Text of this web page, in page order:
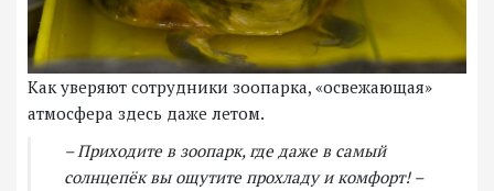
Как уверяют сотрудники зоопарка, «освежающая»
атмосфера здесь даже летом.
– Приходите в зоопарк, где даже в самый
солнцепёк вы ощутите прохладу и комфорт! –